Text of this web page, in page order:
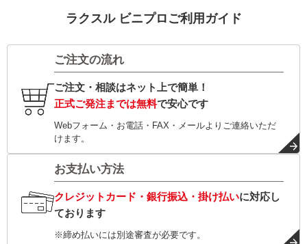
ラクスル ビニプロご利用ガイド
ご注文の流れ
ご注文・相談はネット上で簡単！
正式ご発注までは無料で安心です
Webフォーム・お電話・FAX・メールよりご連絡いただ
けます。
お支払い方法
クレジットカード・銀行振込・掛け払いに対応し
ております
※締め払いには別途審査が必要です。